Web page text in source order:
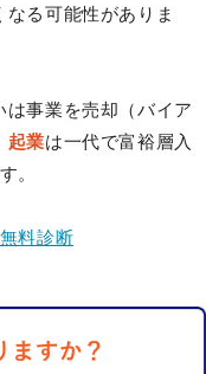
る可能性がありま
は事業を売却（バイア
起業は一代で富裕層入
。
料診断